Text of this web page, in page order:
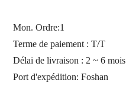
Mon. Ordre:1
Terme de paiement : T/T
Délai de livraison : 2 ~ 6 mois
Port d'expédition:Foshan